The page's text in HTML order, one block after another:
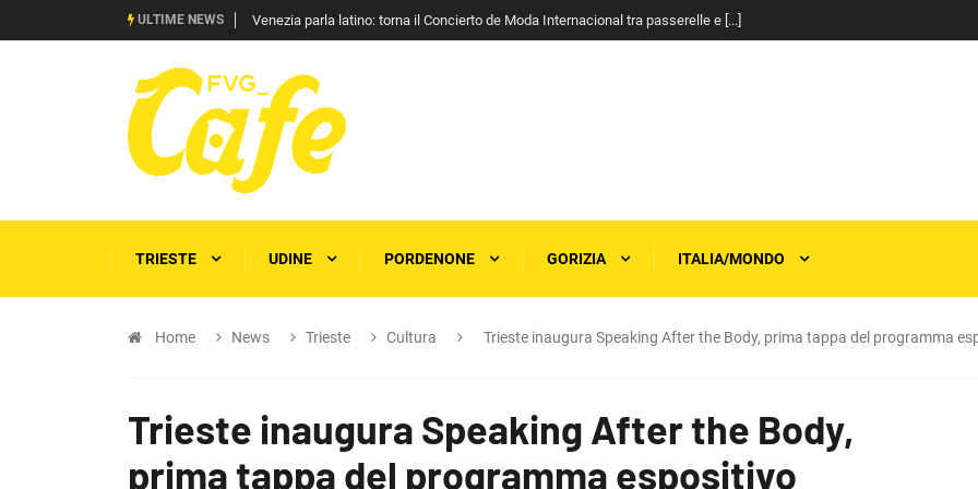
ULTIME NEWS Pride di Roma, Francesca Pascale scrive a Gualtieri: “Basta esclusioni, il [...]
TRIESTE UDINE PORDENONE GORIZIA ITALIA/MONDO
Home News Trieste Cultura Trieste inaugura Speaking After the Body, prima tappa del programma
Trieste inaugura Speaking After the Body,
prima tappa del programma espositivo